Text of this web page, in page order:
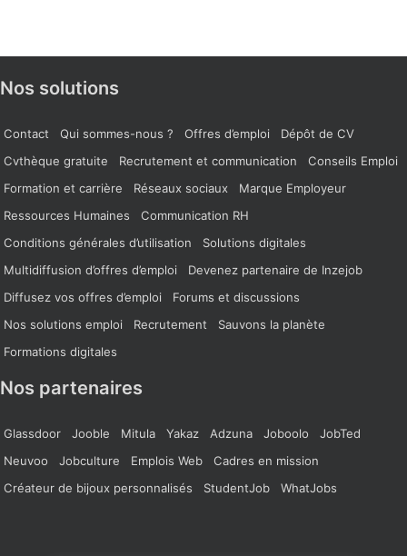
Nos solutions
Contact Qui sommes-nous ? Offres d’emploi
Dépôt de CV
Cvthèque gratuite
Recrutement et communication
Conseils Emploi
Formation et carrière
Réseaux sociaux
Marque Employeur
Ressources Humaines
Communication RH
Conditions générales d’utilisation
Solutions digitales
Multidiffusion d’offres d’emploi
Devenez partenaire de Inzejob
Diffusez vos offres d’emploi
Forums et discussions
Nos solutions emploi
Recrutement
Sauvons la planète
Formations digitales
Nos partenaires
Glassdoor Jooble Mitula Yakaz Adzuna Joboolo
JobTed
Neuvoo
Jobculture Emplois Web
Cadres en mission
Créateur de bijoux personnalisés
StudentJob WhatJobs